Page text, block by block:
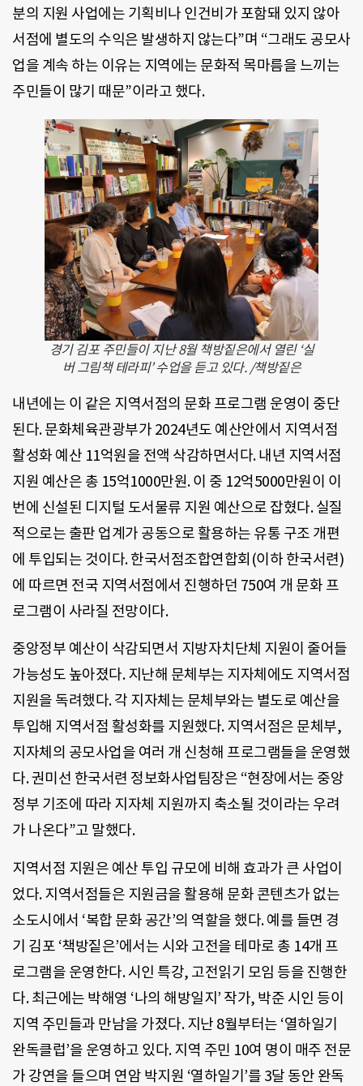
분의 지원 사업에는 기획비나 인건비가 포함돼 있지 않아
서점에 별도의 수익은 발생하지 않는다”며 “그래도 공모사
업을 계속 하는 이유는 지역에는 문화적 목마름을 느끼는
주민들이 많기 때문”이라고 했다.
경기 김포 주민들이 지난 8월 책방짙은에서 열린 ‘실
버 그림책 테라피’ 수업을 듣고 있다. /책방짙은
내년에는 이 같은 지역서점의 문화 프로그램 운영이 중단
된다. 문화체육관광부가 2024년도 예산안에서 지역서점
활성화 예산 11억원을 전액 삭감하면서다. 내년 지역서점
지원 예산은 총 15억1000만원. 이 중 12억5000만원이 이
번에 신설된 디지털 도서물류 지원 예산으로 잡혔다. 실질
적으로는 출판 업계가 공동으로 활용하는 유통 구조 개편
에 투입되는 것이다. 한국서점조합연합회(이하 한국서련)
에 따르면 전국 지역서점에서 진행하던 750여 개 문화 프
로그램이 사라질 전망이다.
중앙정부 예산이 삭감되면서 지방자치단체 지원이 줄어들
가능성도 높아졌다. 지난해 문체부는 지자체에도 지역서점
지원을 독려했다. 각 지자체는 문체부와는 별도로 예산을
투입해 지역서점 활성화를 지원했다. 지역서점은 문체부,
지자체의 공모사업을 여러 개 신청해 프로그램들을 운영했
다. 권미선 한국서련 정보화사업팀장은 “현장에서는 중앙
정부 기조에 따라 지자체 지원까지 축소될 것이라는 우려
가 나온다”고 말했다.
지역서점 지원은 예산 투입 규모에 비해 효과가 큰 사업이
었다. 지역서점들은 지원금을 활용해 문화 콘텐츠가 없는
소도시에서 ‘복합 문화 공간’의 역할을 했다. 예를 들면 경
기 김포 ‘책방짙은’에서는 시와 고전을 테마로 총 14개 프
로그램을 운영한다. 시인 특강, 고전읽기 모임 등을 진행한
다. 최근에는 박해영 ‘나의 해방일지’ 작가, 박준 시인 등이
지역 주민들과 만남을 가졌다. 지난 8월부터는 ‘열하일기
완독클럽’을 운영하고 있다. 지역 주민 10여 명이 매주 전문
가 강연을 들으며 연암 박지원 ‘열하일기’를 3달 동안 완독